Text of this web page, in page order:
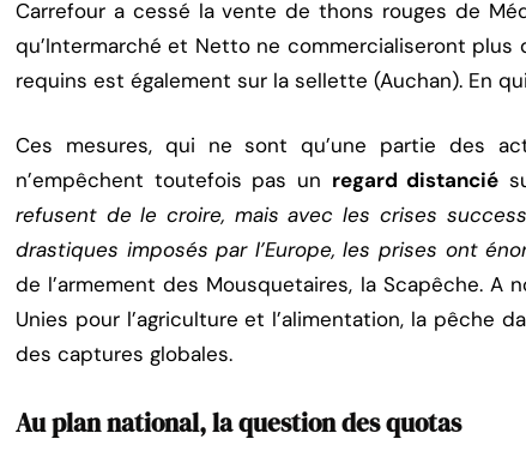
Carrefour a cessé la vente de thons rouges de
qu’Intermarché et Netto ne commercialiseront plus
requins est également sur la sellette (Auchan). En
Ces mesures, qui ne sont qu’une partie des
n’empêchent toutefois pas un regard distancié
refusent de le croire, mais avec les crises
drastiques imposés par l’Europe, les prises ont
de l’armement des Mousquetaires, la Scapêche. A
Unies pour l’agriculture et l’alimentation, la pêche
des captures globales.
Au plan national, la question des quotas